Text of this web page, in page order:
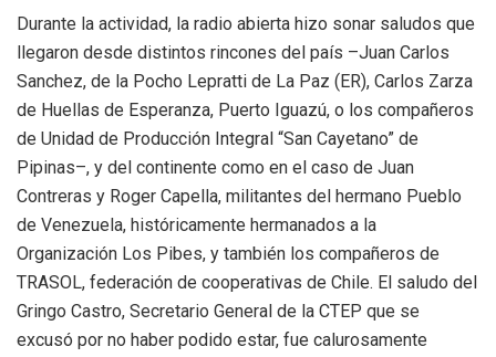
Durante la actividad, la radio abierta hizo sonar saludos que
llegaron desde distintos rincones del país –Juan Carlos
Sanchez, de la Pocho Lepratti de La Paz (ER), Carlos Zarza
de Huellas de Esperanza, Puerto Iguazú, o los compañeros
de Unidad de Producción Integral “San Cayetano” de
Pipinas–, y del continente como en el caso de Juan
Contreras y Roger Capella, militantes del hermano Pueblo
de Venezuela, históricamente hermanados a la
Organización Los Pibes, y también los compañeros de
TRASOL, federación de cooperativas de Chile. El saludo del
Gringo Castro, Secretario General de la CTEP que se
excusó por no haber podido estar, fue calurosamente